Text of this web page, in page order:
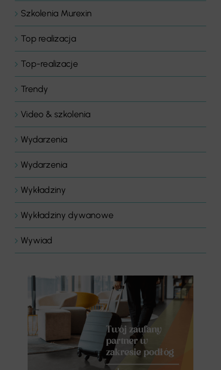
Szkolenia Murexin
Top realizacja
Top-realizacje
Trendy
Video & szkolenia
Wydarzenia
Wydarzenia
Wykładziny
Wykładziny dywanowe
Wywiad